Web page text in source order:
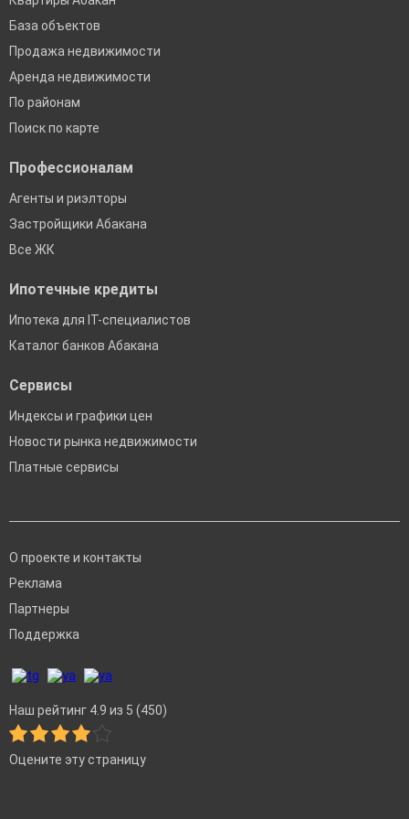
База объектов
Продажа недвижимости
Аренда недвижимости
По районам
Поиск по карте
Профессионалам
Агенты и риэлторы
Застройщики Абакана
Все ЖК
Ипотечные кредиты
Ипотека для IT-специалистов
Каталог банков Абакана
Сервисы
Индексы и графики цен
Новости рынка недвижимости
Платные сервисы
О проекте и контакты
Реклама
Партнеры
Поддержка
Наш рейтинг 4.9 из 5 (450)
Оцените эту страницу